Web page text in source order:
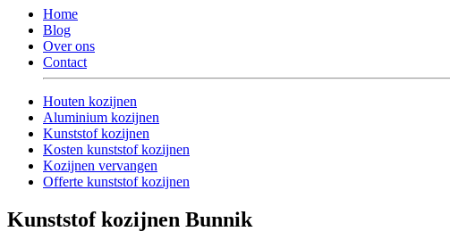
Home
Blog
Over ons
Contact
Houten kozijnen
Aluminium kozijnen
Kunststof kozijnen
Kosten kunststof kozijnen
Kozijnen vervangen
Offerte kunststof kozijnen
Kunststof kozijnen Bunnik